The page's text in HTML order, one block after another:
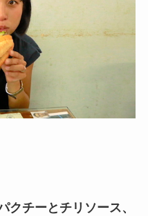
クチーとチリソース、